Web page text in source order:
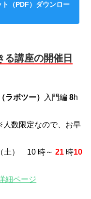
（PDF）ダウンロー
る講座の開催日
ラボツー） 入門編8h
数限定なので、お早
土） 10 時～21 時10
細ページ